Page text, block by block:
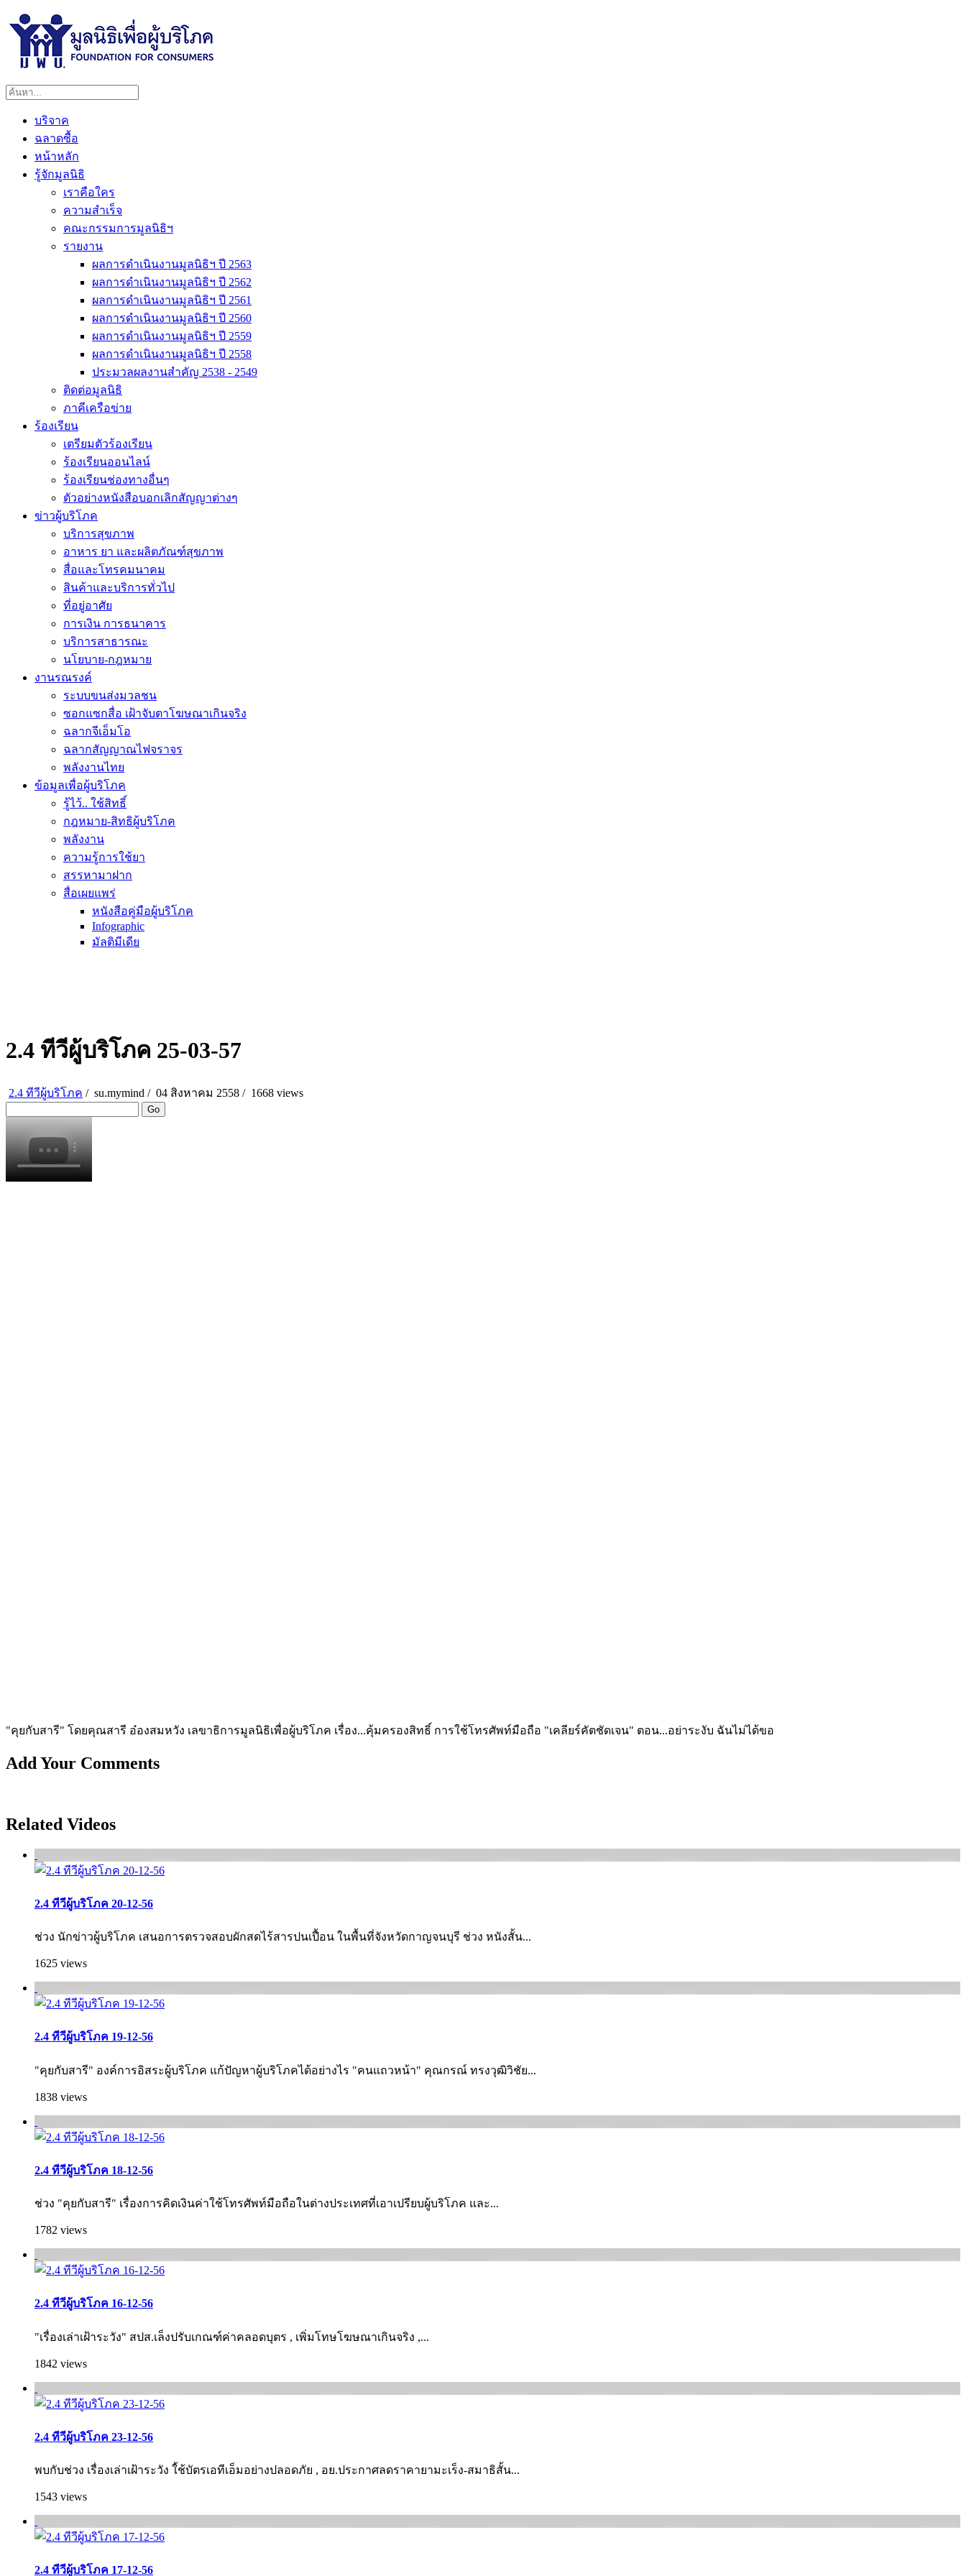
บริจาค
ฉลาดซื้อ
หน้าหลัก
รู้จักมูลนิธิ
เราคือใคร
ความสำเร็จ
คณะกรรมการมูลนิธิฯ
รายงาน
ผลการดำเนินงานมูลนิธิฯ ปี 2563
ผลการดำเนินงานมูลนิธิฯ ปี 2562
ผลการดำเนินงานมูลนิธิฯ ปี 2561
ผลการดำเนินงานมูลนิธิฯ ปี 2560
ผลการดำเนินงานมูลนิธิฯ ปี 2559
ผลการดำเนินงานมูลนิธิฯ ปี 2558
ประมวลผลงานสำคัญ 2538 - 2549
ติดต่อมูลนิธิ
ภาคีเครือข่าย
ร้องเรียน
เตรียมตัวร้องเรียน
ร้องเรียนออนไลน์
ร้องเรียนช่องทางอื่นๆ
ตัวอย่างหนังสือบอกเลิกสัญญาต่างๆ
ข่าวผู้บริโภค
บริการสุขภาพ
อาหาร ยา และผลิตภัณฑ์สุขภาพ
สื่อและโทรคมนาคม
สินค้าและบริการทั่วไป
ที่อยู่อาศัย
การเงิน การธนาคาร
บริการสาธารณะ
นโยบาย-กฎหมาย
งานรณรงค์
ระบบขนส่งมวลชน
ซอกแซกสื่อ เฝ้าจับตาโฆษณาเกินจริง
ฉลากจีเอ็มโอ
ฉลากสัญญาณไฟจราจร
พลังงานไทย
ข้อมูลเพื่อผู้บริโภค
รู้ไว้.. ใช้สิทธิ์
กฎหมาย-สิทธิผู้บริโภค
พลังงาน
ความรู้การใช้ยา
สรรหามาฝาก
สื่อเผยแพร่
หนังสือคู่มือผู้บริโภค
Infographic
มัลติมีเดีย
2.4 ทีวีผู้บริโภค 25-03-57
2.4 ทีวีผู้บริโภค / su.mymind / 04 สิงหาคม 2558 / 1668 views
Go
"คุยกับสารี" โดยคุณสารี อ๋องสมหวัง เลขาธิการมูลนิธิเพื่อผู้บริโภค เรื่อง...คุ้มครองสิทธิ์ การใช้โทรศัพท์มือถือ "เคลียร์คัตชัดเจน" ตอน...อย่าระงับ ฉันไม่ได้ขอ
Add Your Comments
Related Videos
2.4 ทีวีผู้บริโภค 20-12-56
ช่วง นักข่าวผู้บริโภค เสนอการตรวจสอบผักสดไร้สารปนเปื้อน ในพื้นที่จังหวัดกาญจนบุรี ช่วง หนังสั้น...
1625 views
2.4 ทีวีผู้บริโภค 19-12-56
"คุยกับสารี" องค์การอิสระผู้บริโภค แก้ปัญหาผู้บริโภคได้อย่างไร "คนแถวหน้า" คุณกรณ์ ทรงวุฒิวิชัย...
1838 views
2.4 ทีวีผู้บริโภค 18-12-56
ช่วง "คุยกับสารี" เรื่องการคิดเงินค่าใช้โทรศัพท์มือถือในต่างประเทศที่เอาเปรียบผู้บริโภค และ...
1782 views
2.4 ทีวีผู้บริโภค 16-12-56
"เรื่องเล่าเฝ้าระวัง" สปส.เล็งปรับเกณฑ์ค่าคลอดบุตร , เพิ่มโทษโฆษณาเกินจริง ,...
1842 views
2.4 ทีวีผู้บริโภค 23-12-56
พบกับช่วง เรื่องเล่าเฝ้าระวัง ใ้ช้บัตรเอทีเอ็มอย่างปลอดภัย , อย.ประกาศลดราคายามะเร็ง-สมาธิสั้น...
1543 views
2.4 ทีวีผู้บริโภค 17-12-56